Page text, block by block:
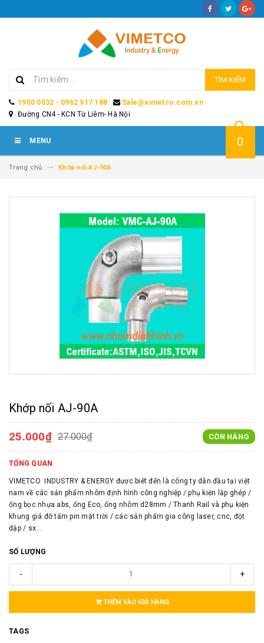
TÌM KIẾM
1900 0032 - 0962 917 188
Sale@vimetco.com.vn
Đường CN4 - KCN Từ Liêm- Hà Nội
MENU 0
Trang chủ Khớp nối AJ-90A
Khớp nối AJ-90A
25.000₫ 27.000₫ CÒN HÀNG
TỔNG QUAN
VIMETCO INDUSTRY & ENERGY được biết đến là công ty dẫn đầu tại việt
nam về các sản phẩm nhôm định hình công nghiệp / phụ kiện lắp ghép /
ống bọc nhựa abs, ống Eco, ống nhôm d28mm / Thanh Rail và phụ kiện
khung giá đỡ tấm pin mặt trời / các sản phẩm gia công laser, cnc, đột
dập / sx...
SỐ LƯỢNG
- +
THÊM VÀO GIỎ HÀNG
TAGS